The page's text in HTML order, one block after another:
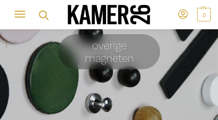
0
overige
magneten